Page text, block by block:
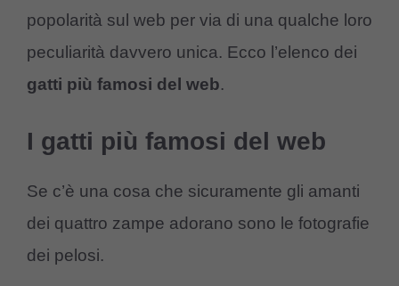
popolarità sul web per via di una qualche loro
peculiarità davvero unica. Ecco l’elenco dei
gatti più famosi del web.
I gatti più famosi del web
Se c’è una cosa che sicuramente gli amanti
dei quattro zampe adorano sono le fotografie
dei pelosi.